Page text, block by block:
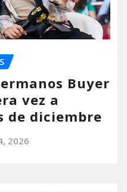
Buyer
vez a
de diciembre
2026